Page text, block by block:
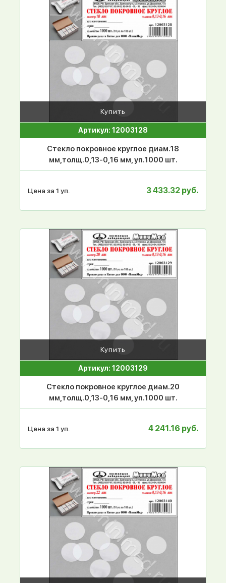
Купить
Артикул: 12003128
Стекло покровное круглое диам.18
мм,толщ.0,13-0,16 мм, уп.1000 шт.
Цена за 1 уп. 3 433.32 руб.
Купить
Артикул: 12003129
Стекло покровное круглое диам.20
мм,толщ.0,13-0,16 мм, уп.1000 шт.
Цена за 1 уп. 4 241.16 руб.